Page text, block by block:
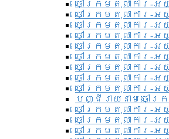
ចៅក្រមតុលាការ-
ចៅក្រមតុលាការ-
ចៅក្រមតុលាការ-
ចៅក្រមតុលាការ-អ
ចៅក្រមតុលាការ-
ចៅក្រមតុលាការ-
ចៅក្រមតុលាការ-
ចៅក្រមតុលាការ-អ
ចៅក្រមតុលាការ-
បញ្ជីរាយនាមចៅ
ចៅក្រមតុលាការ-អ
ចៅក្រមតុលាការ-អ
ចៅក្រមតុលាការ-អ